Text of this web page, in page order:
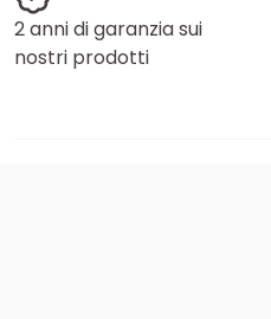
2 anni di garanzia sui
nostri prodotti